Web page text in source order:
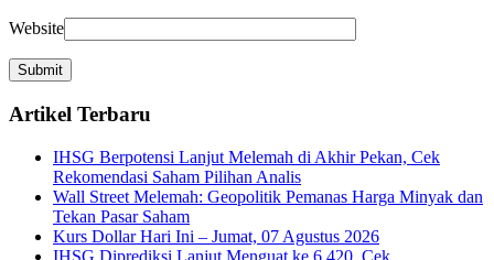
Website
Artikel Terbaru
IHSG Berpotensi Lanjut Melemah di Akhir Pekan, Cek
Rekomendasi Saham Pilihan Analis
Wall Street Melemah: Geopolitik Pemanas Harga Minyak dan
Tekan Pasar Saham
Kurs Dollar Hari Ini – Jumat, 07 Agustus 2026
IHSG Diprediksi Lanjut Menguat ke 6.420, Cek